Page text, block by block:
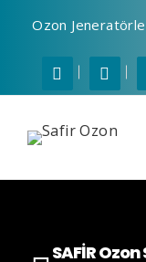
Ozon
Arama:
SAFİR